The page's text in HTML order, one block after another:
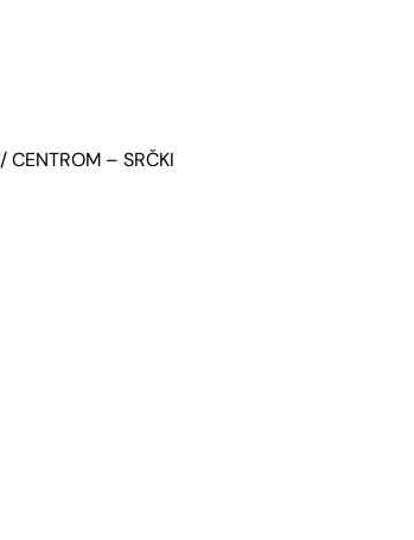
/ CENTROM – SRČKI